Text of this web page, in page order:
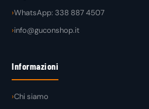
WhatsApp: 338 887 4507
info@guconshop.it
Informazioni
Chi siamo